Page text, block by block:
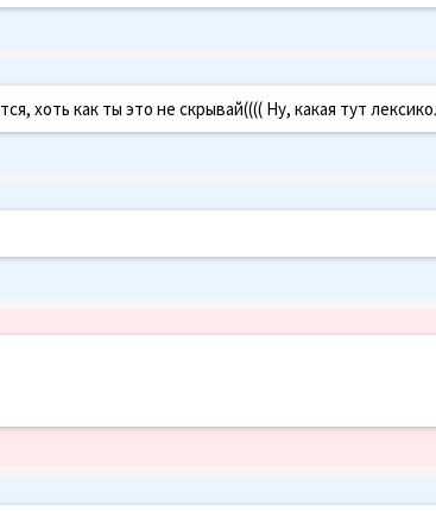
хоть как ты это не скрывай(((( Ну, какая тут